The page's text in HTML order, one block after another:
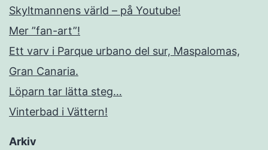
Skyltmannens värld – på Youtube!
Mer ”fan-art”!
Ett varv i Parque urbano del sur, Maspalomas,
Gran Canaria.
Löparn tar lätta steg…
Vinterbad i Vättern!
Arkiv